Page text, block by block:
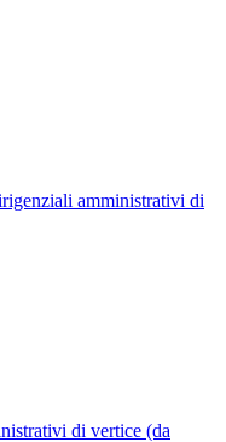
amministrativi di
di vertice (da